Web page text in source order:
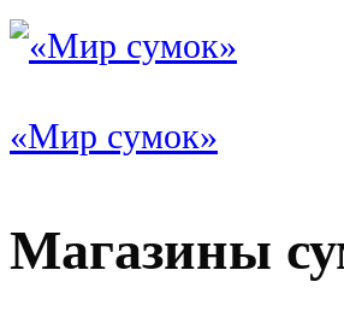
«Мир сумок»
Магазины